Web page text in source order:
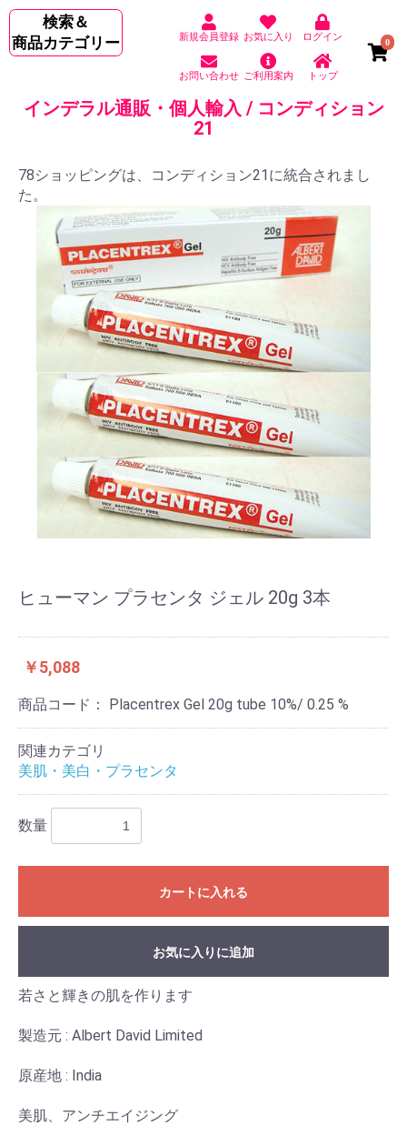
検索＆
商品カテゴリー
新規会員登録 お気に入り ログイン
お問い合わせ ご利用案内 トップ
0
インデラル通販・個人輸入 / コンディション
21
78ショッピングは、コンディション21に統合されまし
た。
ヒューマン プラセンタ ジェル 20g 3本
￥5,088
商品コード： Placentrex Gel 20g tube 10%/ 0.25 %
関連カテゴリ
美肌・美白・プラセンタ
数量
カートに入れる
お気に入りに追加
若さと輝きの肌を作ります
製造元 : Albert David Limited
原産地 : India
美肌、アンチエイジング